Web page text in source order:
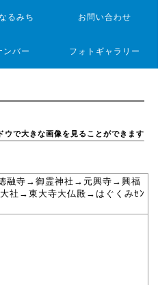
るみち お問い合わせ
ンバー フォトギャラリー
で大きな画像を見ることができます
融寺→御霊神社→元興寺→興福
社→東大寺大仏殿→はぐくみｾﾝ